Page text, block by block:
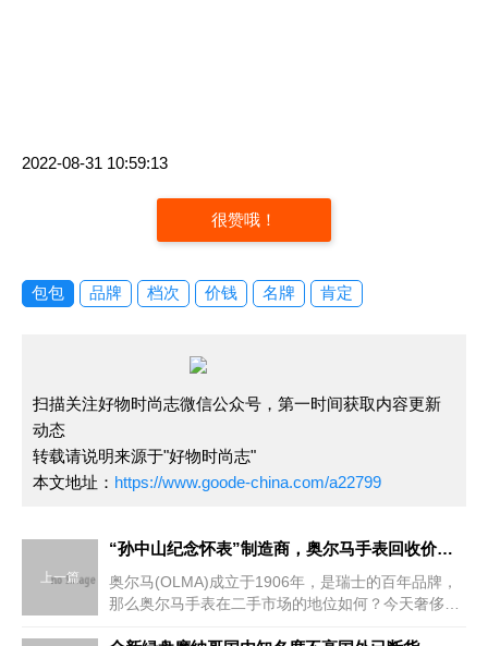
2022-08-31 10:59:13
很赞哦！
包包 品牌 档次 价钱 名牌 肯定
扫描关注好物时尚志微信公众号，第一时间获取内容更新
动态
转载请说明来源于"好物时尚志"
本文地址： https://www.goode-china.com/a22799
上一篇
“孙中山纪念怀表”制造商，奥尔马手表回收价格是多少？
奥尔马(OLMA)成立于1906年，是瑞士的百年品牌，
那么奥尔马手表在二手市场的地位如何？今天奢侈品